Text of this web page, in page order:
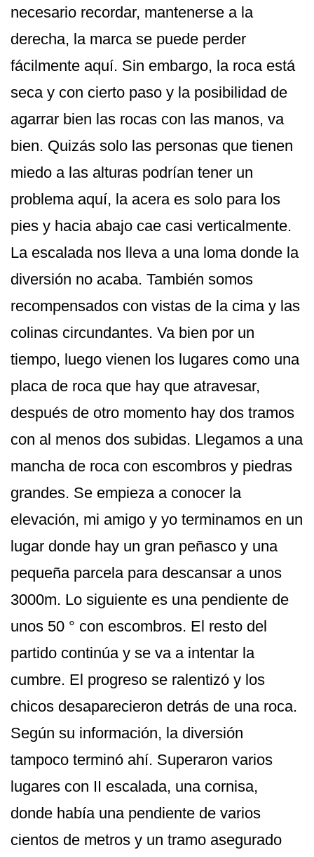
necesario recordar, mantenerse a la
derecha, la marca se puede perder
fácilmente aquí. Sin embargo, la roca está
seca y con cierto paso y la posibilidad de
agarrar bien las rocas con las manos, va
bien. Quizás solo las personas que tienen
miedo a las alturas podrían tener un
problema aquí, la acera es solo para los
pies y hacia abajo cae casi verticalmente.
La escalada nos lleva a una loma donde la
diversión no acaba. También somos
recompensados con vistas de la cima y las
colinas circundantes. Va bien por un
tiempo, luego vienen los lugares como una
placa de roca que hay que atravesar,
después de otro momento hay dos tramos
con al menos dos subidas. Llegamos a una
mancha de roca con escombros y piedras
grandes. Se empieza a conocer la
elevación, mi amigo y yo terminamos en un
lugar donde hay un gran peñasco y una
pequeña parcela para descansar a unos
3000m. Lo siguiente es una pendiente de
unos 50 ° con escombros. El resto del
partido continúa y se va a intentar la
cumbre. El progreso se ralentizó y los
chicos desaparecieron detrás de una roca.
Según su información, la diversión
tampoco terminó ahí. Superaron varios
lugares con II escalada, una cornisa,
donde había una pendiente de varios
cientos de metros y un tramo asegurado